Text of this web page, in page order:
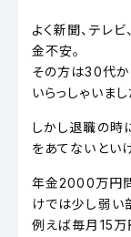
よく新聞、テレ
金不安。
その方は30代
いらっしゃいまし
しかし退職の時
をあてないとい
年金2000万円
けでは少し弱い
例えば毎月15万